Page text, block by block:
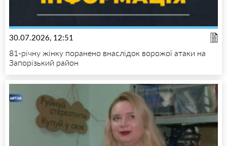
30.07.2026, 12:51
81-річну жінку поранено внаслідок ворожої атаки на
Запорізький район